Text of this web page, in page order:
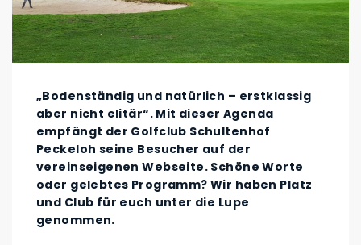
„Bodenständig und natürlich – erstklassig
aber nicht elitär“. Mit dieser Agenda
empfängt der Golfclub Schultenhof
Peckeloh seine Besucher auf der
vereinseigenen Webseite. Schöne Worte
oder gelebtes Programm? Wir haben Platz
und Club für euch unter die Lupe
genommen.